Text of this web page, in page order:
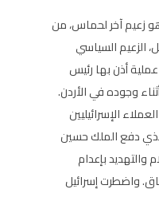
وهو زعيم آخر لحماس، من
الزعيم السياسي
أذن بها رئيس
أثناء وجوده في الأردن.
الإسرائيليين
دفع الملك حسين
والتهديد بإعدام
واضطرت إسرائيل